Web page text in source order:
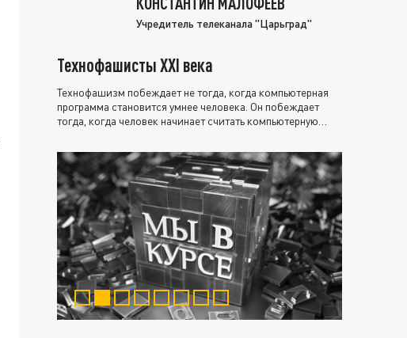
Учредитель телеканала "Царьград"
Технофашисты XXI века
Технофашизм побеждает не тогда, когда компьютерная
программа становится умнее человека. Он побеждает
тогда, когда человек начинает считать компьютерную